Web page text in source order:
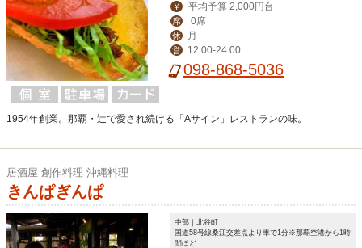
￥ 平均予算 2,000円台
席 0席
休 月
営 12:00-24:00
098-868-5036
1954年創業。那覇・辻で愛され続ける「Aサイン」レストランの味。
居酒屋 創作料理 沖縄料理
きんぱぎんぱ
中部｜北谷町
国道58号線桑江交差点より車で1分※那覇空港から1時
間ほど